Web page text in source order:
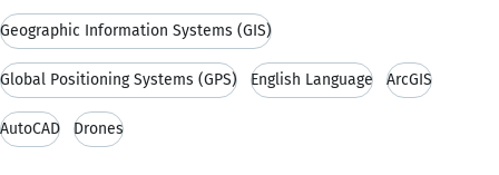
Geographic Information Systems (GIS)
Global Positioning Systems (GPS) English Language ArcGIS
AutoCAD Drones